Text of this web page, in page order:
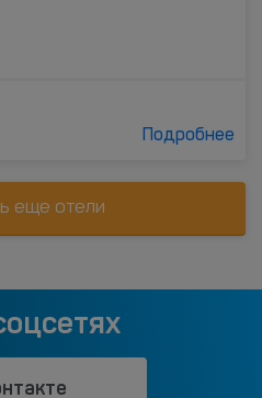
Подробнее
еще отели